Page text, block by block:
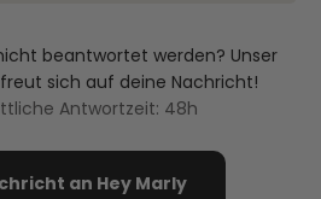
beantwortet werden? Unser
sich auf deine Nachricht!
Antwortzeit: 48h
an Hey Marly